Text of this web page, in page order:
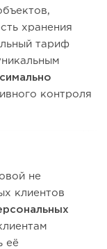
хранения
тариф
контроля
не
клиентов
её